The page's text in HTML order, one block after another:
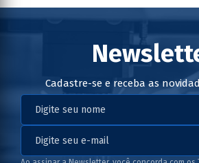
Cadastre-se e receba as